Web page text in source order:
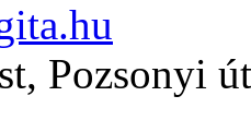
Pozsonyi